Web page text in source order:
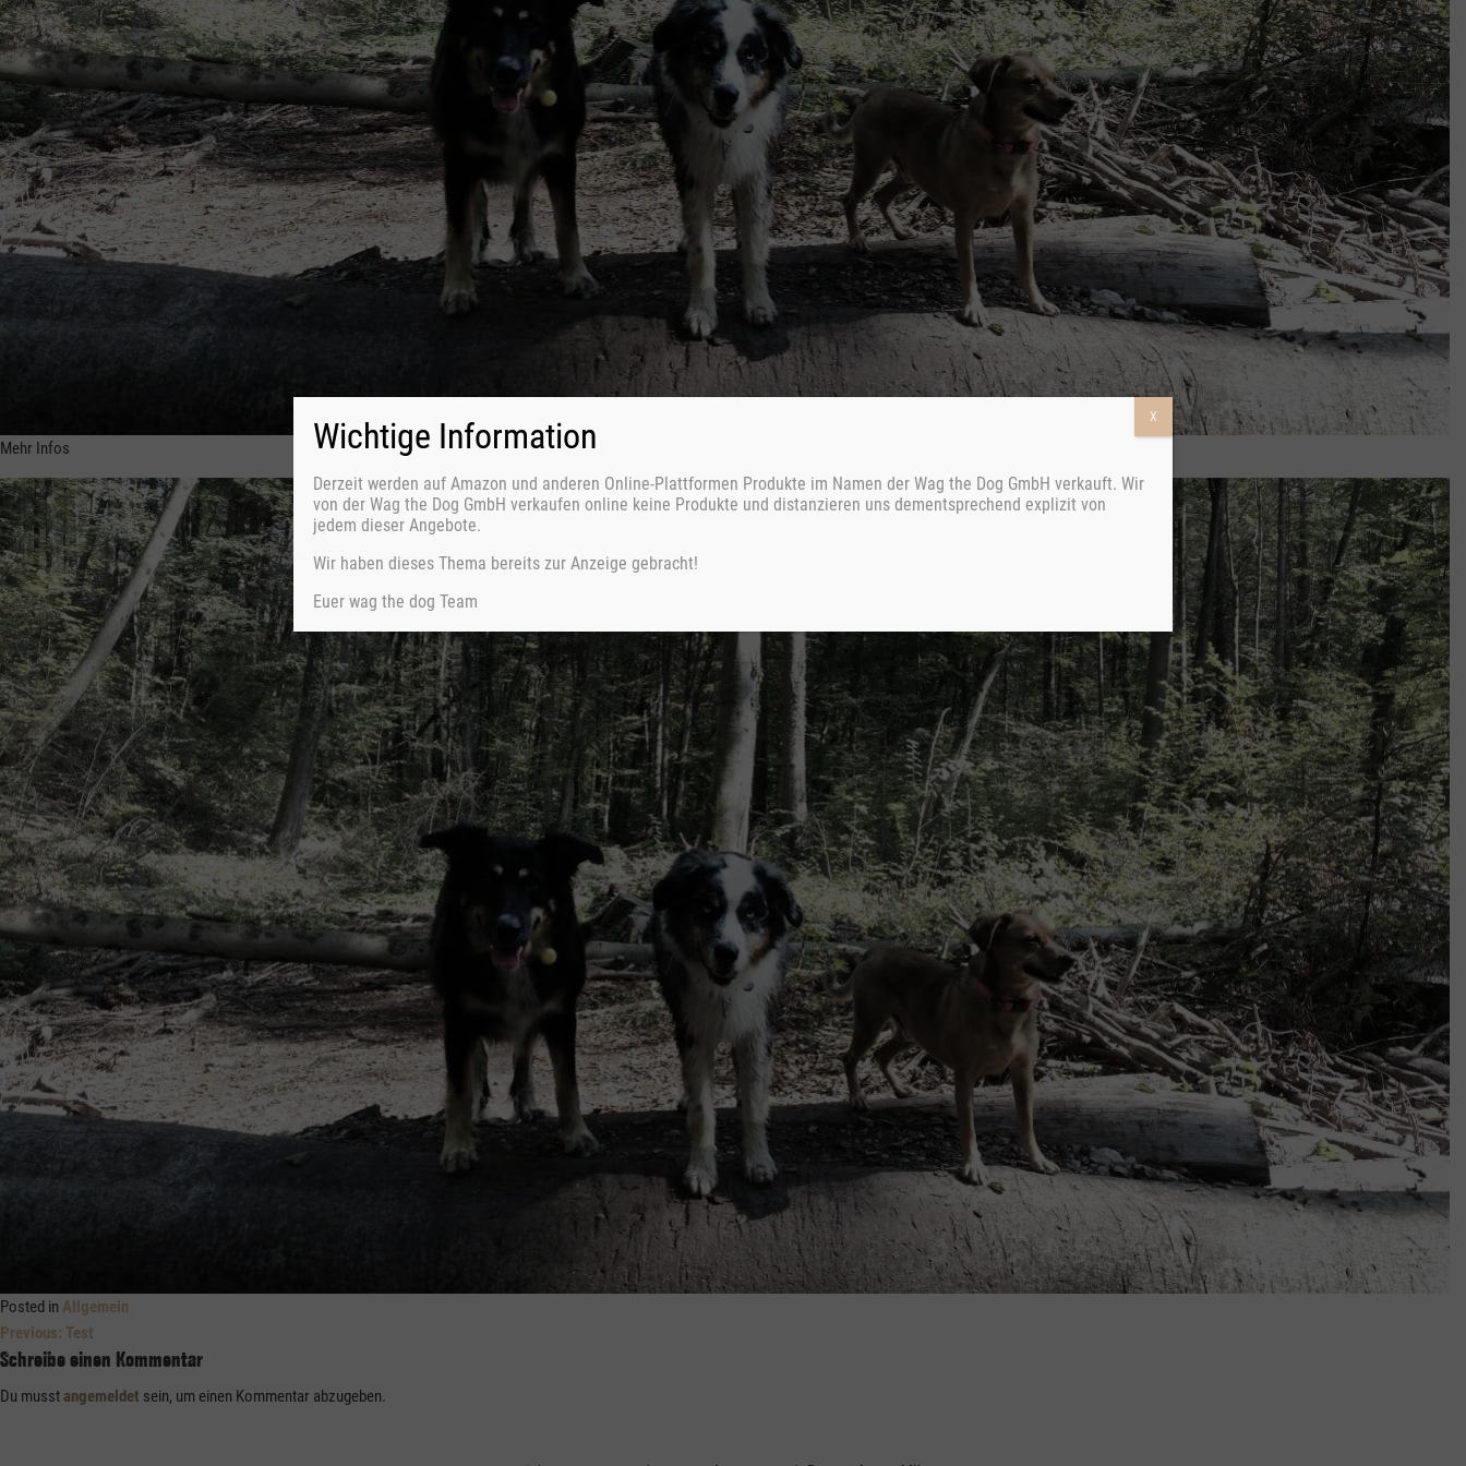
Mehr Infos
Posted in Allgemein
Previous: Test
Schreibe einen Kommentar
Du musst angemeldet sein, um einen Kommentar abzugeben.
Wichtige Information
Derzeit werden auf Amazon und anderen Online-Plattformen Produkte im Namen der Wag the Dog GmbH verkauft. Wir
von der Wag the Dog GmbH verkaufen online keine Produkte und distanzieren uns dementsprechend explizit von
jedem dieser Angebote.
Wir haben dieses Thema bereits zur Anzeige gebracht!
Euer wag the dog Team
X